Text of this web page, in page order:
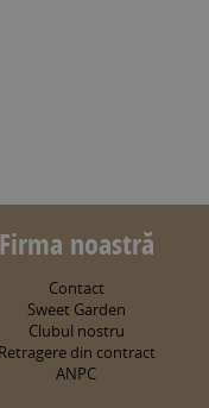
Firma noastră
Contact
Sweet Garden
Clubul nostru
Retragere din contract
ANPC